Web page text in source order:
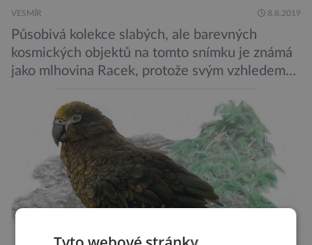
VESMÍR 8.8.2019
Působivá kolekce slabých, ale barevných
kosmických objektů na tomto snímku je známá
jako mlhovina Racek, protože svým vzhledem
prachu, vodíku, hélia a malého množství těžších
chemických prvků. Celá oblast je místem zrodu
nových hvězd. Mimořádné rozlišení tohoto
záběru pořízeného pomocí přehlídkového
teleskopu ESO/VST odhaluje detaily
jednotlivých astronomických objektů, […]